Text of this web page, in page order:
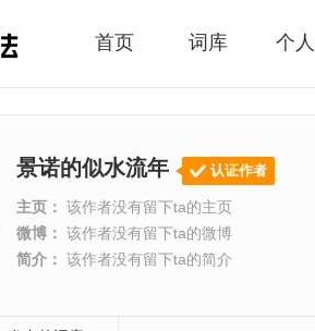
首页 词库 个
景诺的似水流年 认证作者
主页： 该作者没有留下ta的主页
微博： 该作者没有留下ta的微博
简介： 该作者没有留下ta的简介